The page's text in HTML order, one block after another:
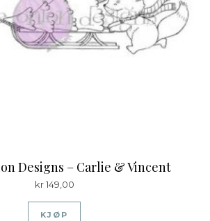
Designs – Carlie & Vincent
kr149,00
KJØP